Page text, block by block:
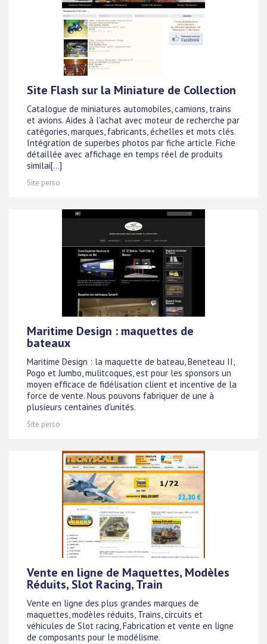
Site Flash sur la Miniature de Collection
Catalogue de miniatures automobiles, camions, trains
et avions. Aides à l'achat avec moteur de recherche par
catégories, marques, fabricants, échelles et mots clés.
Intégration de superbes photos par fiche article. Fiche
détaillée avec affichage en temps réel de produits
similai[...]
Site perso
Maritime Design : maquettes de
bateaux
Maritime Design : la maquette de bateau, Beneteau II,
Pogo et Jumbo, mulitcoques, est pour les sponsors un
moyen efficace de fidélisation client et incentive de la
force de vente. Nous pouvons fabriquer de une à
plusieurs centaines d'unités.
Site perso
Vente en ligne de Maquettes, Modèles
Réduits, Slot Racing, Train
Vente en ligne des plus grandes marques de
maquettes, modèles réduits, Trains, circuits et
véhicules de Slot racing, Fabrication et vente en ligne
de composants pour le modélisme.